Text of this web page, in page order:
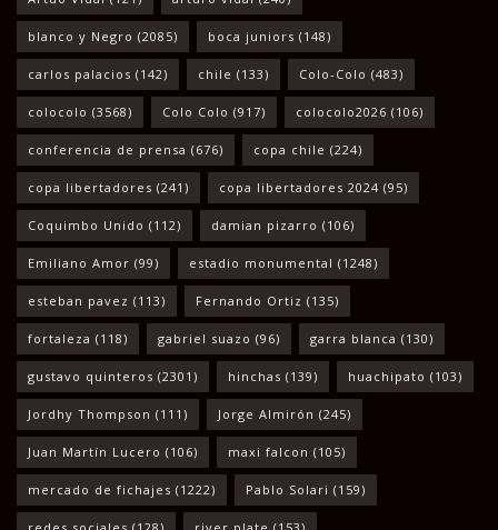
blanco y Negro (2085) boca juniors (148)
carlos palacios (142) chile (133) Colo-Colo (483)
colocolo (3568) Colo Colo (917) colocolo2026 (106)
conferencia de prensa (676) copa chile (224)
copa libertadores (241) copa libertadores 2024 (95)
Coquimbo Unido (112) damian pizarro (106)
Emiliano Amor (99) estadio monumental (1248)
esteban pavez (113) Fernando Ortiz (135)
fortaleza (118) gabriel suazo (96) garra blanca (130)
gustavo quinteros (2301) hinchas (139) huachipato (103)
Jordhy Thompson (111) Jorge Almirón (245)
Juan Martín Lucero (106) maxi falcon (105)
mercado de fichajes (1222) Pablo Solari (159)
redes sociales (128) river plate (153)